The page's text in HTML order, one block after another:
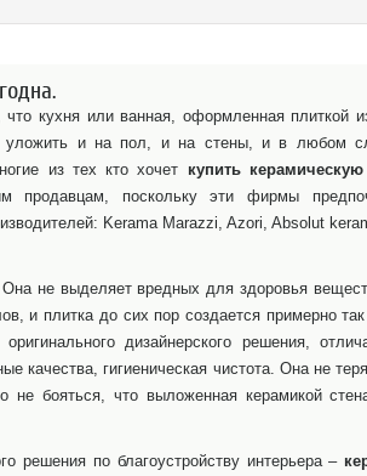
кухня или ванная, оформленная плиткой
уложить и на пол, и на стены, и в любом
из тех кто хочет купить
продавцам, поскольку эти фирмы
Kerama Marazzi, Azori, Absolut
не выделяет вредных для здоровья
и плитка до сих пор создается примерно
дизайнерского решения,
качества, гигиеническая чистота. Она не
не бояться, что выложенная керамикой
решения по благоустройству интерьера –